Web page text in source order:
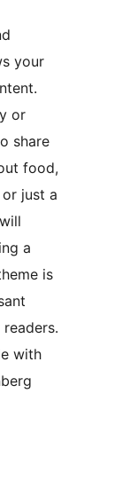
your
or
share
food,
just a
a
is
with